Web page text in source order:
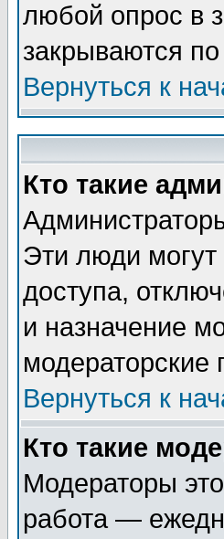
любой опрос в
закрываются
Вернуться к
Кто такие
Эти люди могут
доступа,
и назначение
модераторские
Вернуться к
Кто такие
Модераторы
работа —